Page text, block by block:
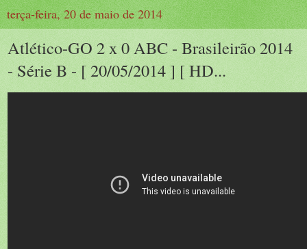
terça-feira, 20 de maio de 2014
Atlético-GO 2 x 0 ABC - Brasileirão 2014
- Série B - [ 20/05/2014 ] [ HD...